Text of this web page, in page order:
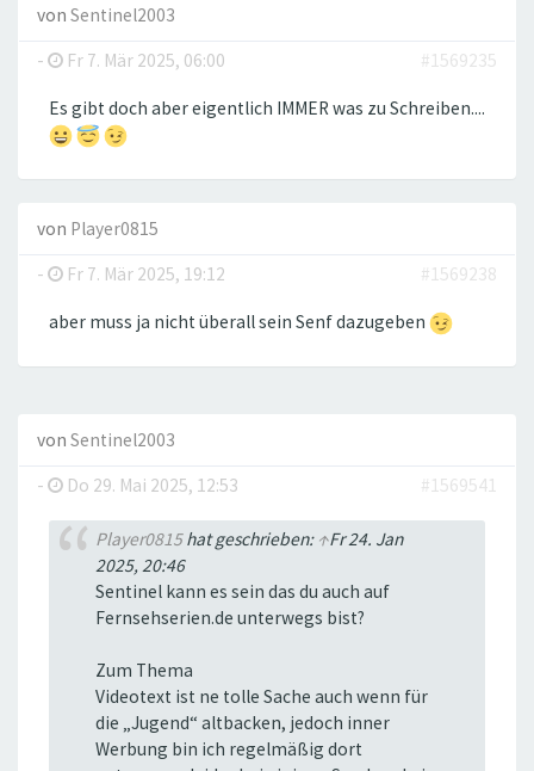
von Sentinel2003
-
Fr 7. Mär 2025, 06:00 #1569235
Es gibt doch aber eigentlich IMMER was zu Schreiben....
von Player0815
-
Fr 7. Mär 2025, 19:12 #1569238
aber muss ja nicht überall sein Senf dazugeben
von Sentinel2003
-
Do 29. Mai 2025, 12:53 #1569541
Player0815hat geschrieben: ↑Fr 24. Jan
2025, 20:46
Sentinel kann es sein das du auch auf
Fernsehserien.de unterwegs bist?
Zum Thema
Videotext ist ne tolle Sache auch wenn für
die „Jugend“ altbacken, jedoch inner
Werbung bin ich regelmäßig dort